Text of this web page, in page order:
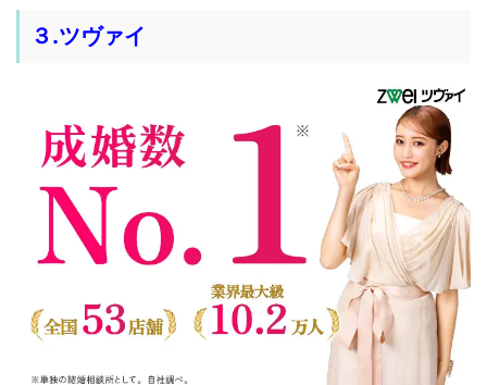
３.ツヴァイ